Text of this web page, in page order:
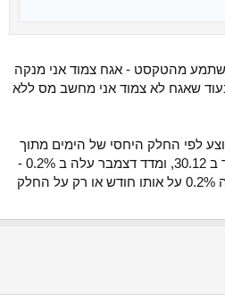
מהטקסט - אגח צמוד אני מנקה
שאגח לא צמוד אני מחשב מס ללא
לפי החלק היחסי של הימים מתוך
החודש? לדוג׳ - אם רכשתי נייר ב 30.12, ומדד דצמבר עלה ב 0.2% -
האם הנייר מקבל ניקוי של כל ה 0.2% על אותו חודש או רק על החלק